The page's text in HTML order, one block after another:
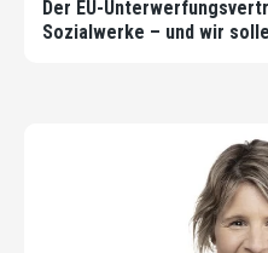
Der EU-
Sozialwerke – und wir